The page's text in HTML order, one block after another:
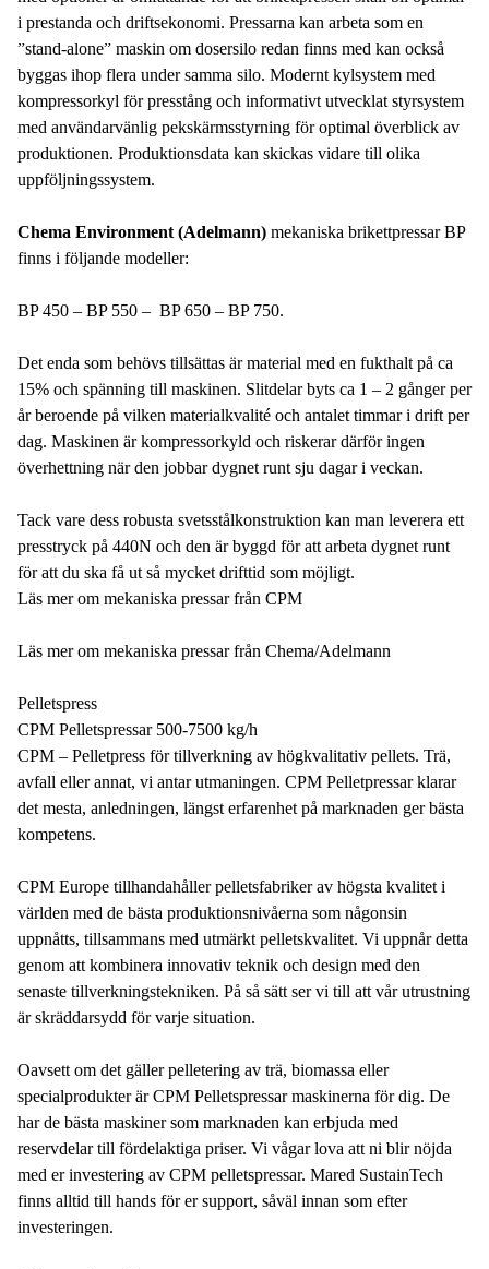
i prestanda och driftsekonomi. Pressarna kan arbeta som en
”stand-alone” maskin om dosersilo redan finns med kan också
byggas ihop flera under samma silo. Modernt kylsystem med
kompressorkyl för presstång och informativt utvecklat styrsystem
med användarvänlig pekskärmsstyrning för optimal överblick av
produktionen. Produktionsdata kan skickas vidare till olika
uppföljningssystem.
Chema Environment (Adelmann) mekaniska brikettpressar BP
finns i följande modeller:
BP 450 – BP 550 – BP 650 – BP 750.
Det enda som behövs tillsättas är material med en fukthalt på ca
15% och spänning till maskinen. Slitdelar byts ca 1 – 2 gånger per
år beroende på vilken materialkvalité och antalet timmar i drift per
dag. Maskinen är kompressorkyld och riskerar därför ingen
överhettning när den jobbar dygnet runt sju dagar i veckan.
Tack vare dess robusta svetsstålkonstruktion kan man leverera ett
presstryck på 440N och den är byggd för att arbeta dygnet runt
för att du ska få ut så mycket drifttid som möjligt.
Läs mer om mekaniska pressar från CPM
Läs mer om mekaniska pressar från Chema/Adelmann
Pelletspress
CPM Pelletspressar 500-7500 kg/h
CPM – Pelletpress för tillverkning av högkvalitativ pellets. Trä,
avfall eller annat, vi antar utmaningen. CPM Pelletpressar klarar
det mesta, anledningen, längst erfarenhet på marknaden ger bästa
kompetens.
CPM Europe tillhandahåller pelletsfabriker av högsta kvalitet i
världen med de bästa produktionsnivåerna som någonsin
uppnåtts, tillsammans med utmärkt pelletskvalitet. Vi uppnår detta
genom att kombinera innovativ teknik och design med den
senaste tillverkningstekniken. På så sätt ser vi till att vår utrustning
är skräddarsydd för varje situation.
Oavsett om det gäller pelletering av trä, biomassa eller
specialprodukter är CPM Pelletspressar maskinerna för dig. De
har de bästa maskiner som marknaden kan erbjuda med
reservdelar till fördelaktiga priser. Vi vågar lova att ni blir nöjda
med er investering av CPM pelletspressar. Mared SustainTech
finns alltid till hands för er support, såväl innan som efter
investeringen.